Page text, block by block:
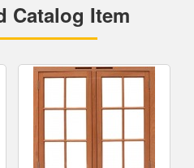
Catalog Item